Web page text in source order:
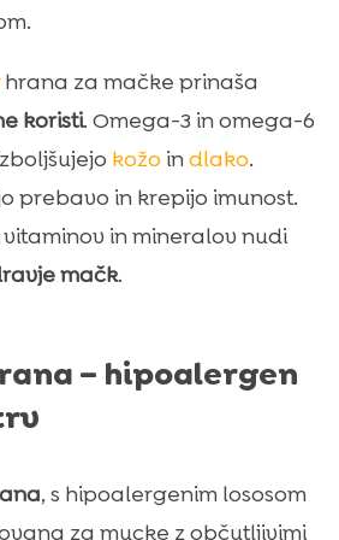
hrana za mačke prinaša
koristi. Omega-3 in omega-6
kožo indlako.
prebavo in krepijo imunost.
in mineralov nudi
mačk.
– hipoalergen
, s hipoalergenim lososom
za mucke z občutljivimi